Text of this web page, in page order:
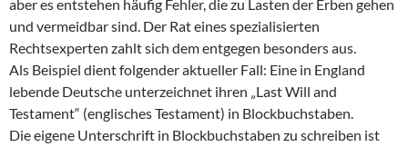
aber es entstehen häufig Fehler, die zu Lasten der Erben gehen
und vermeidbar sind. Der Rat eines spezialisierten
Rechtsexperten zahlt sich dem entgegen besonders aus.
Als Beispiel dient folgender aktueller Fall: Eine in England
lebende Deutsche unterzeichnet ihren „Last Will and
Testament“ (englisches Testament) in Blockbuchstaben.
Die eigene Unterschrift in Blockbuchstaben zu schreiben ist